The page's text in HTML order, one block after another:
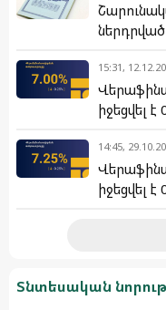
15:31,
իջեցվել
14:45,
իջեցվել
Տնտեսական